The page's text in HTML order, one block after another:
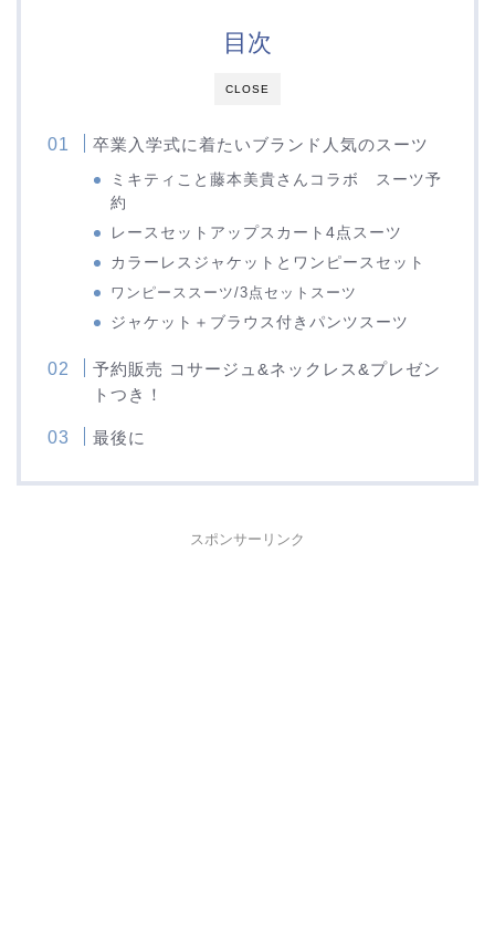
CLOSE
目次
卒業入学式に着たいブランド人気のスーツ
ミキティこと藤本美貴さんコラボ スーツ予
約
レースセットアップスカート4点スーツ
カラーレスジャケットとワンピースセット
ワンピーススーツ/3点セットスーツ
ジャケット＋ブラウス付きパンツスーツ
予約販売 コサージュ&ネックレス&プレゼン
トつき！
最後に
スポンサーリンク